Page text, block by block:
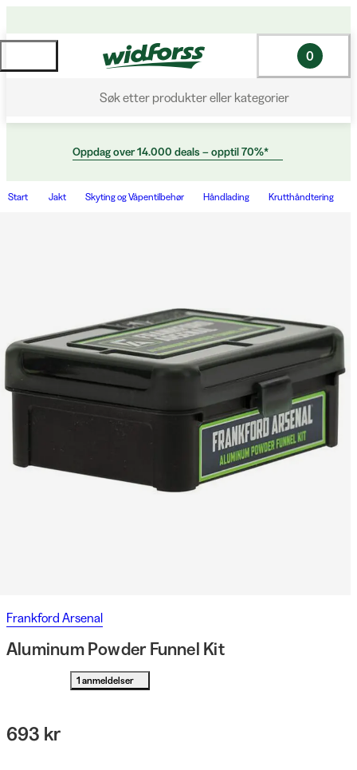
Søk etter produkter eller kategorier
0
Oppdag over 14.000 deals – opptil 70%*
Start Jakt Skyting og Våpentilbehør Håndlading Krutthåndtering
Frankford Arsenal
Aluminum Powder Funnel Kit
1 anmeldelser
693 kr